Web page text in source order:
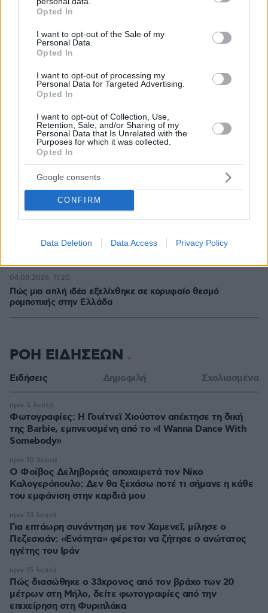
grant or deny consent to Google and its third-party tags to
use your data for below specified purposes in below Google
consent section.
Opted In
I want to opt-out of the Sale of my
Personal Data.
Opted In
I want to opt-out of processing my
Personal Data for Targeted Advertising.
Opted In
I want to opt-out of Collection, Use,
Retention, Sale, and/or Sharing of my
Personal Data that Is Unrelated with the
Purposes for which it was collected.
Opted In
Google consents
CONFIRM
Data Deletion Data Access Privacy Policy
Από μαθητής, φοιτητής σε άλλη πόλη!
06.08.2026, 10:52
H Kaizen Gaming στο Παγκόσμιο Kύπελλο: Μία
διοργάνωση, δώδεκα πόλεις, χιλιάδες κοινές στιγμές
Πώς μια απλή ιδέα εξελίχθηκε σε κορυφαίο θεσμό
ρομποτικής στην Ελλάδα
04.08.2026, 11:20
ΡΟΗ ΕΙΔΗΣΕΩΝ
Ειδήσεις Δημοφιλή Σχολιασμένα
Φωτογραφίες: Η Γουίτνεϊ Χιούστον απέκτησε τη δική
της Barbie, εμπνευσμένη από το «I Wanna Dance With
Somebody»
πριν 5 λεπτά
Ο Φοίβος Δεληβοριάς αποχαιρετά τον Νίκο
Καλογερόπουλο: Δεν θα ξεχάσω ποτέ τι σήμανε η κάθε
του εμφάνιση στην καρδιά μου
πριν 10 λεπτά
Για επτάωρη συνάντηση με τον Χαμενεΐ, μίλησε ο
Πεζεσκιάν: «Ενότητα» φέρεται να ζήτησε ο ανώτατος
ηγέτης του Ιράν
πριν 13 λεπτά
Πώς διασώθηκε ο 33χρονος από τον βράχο των 20
μέτρων στη Μήλο, δείτε φωτογραφίες από την
επιχείρηση στη Φυριπλάκα
πριν 15 λεπτά